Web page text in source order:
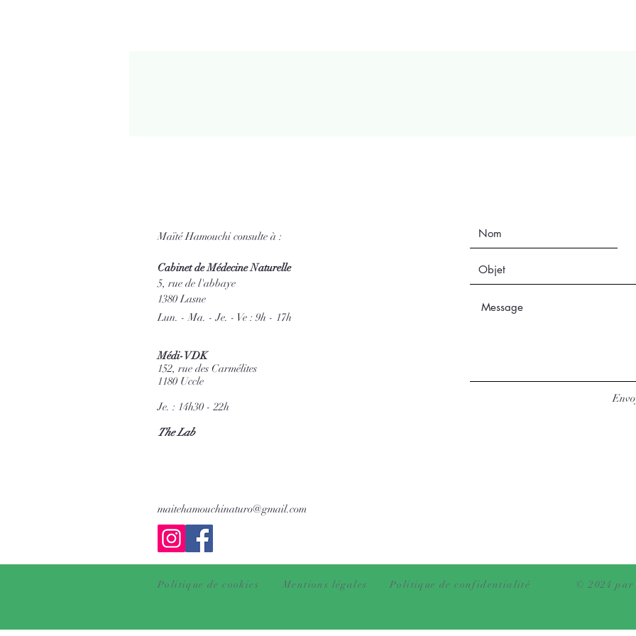
Maïté Hamouchi consulte à :
Cabinet de Médecine Naturelle
5, rue de l'abbaye
1380 Lasne
Lun. - Ma. - Je. - Ve : 9h - 17h
Médi-VDK
152, rue des Carmélites
1180 Uccle
Je. : 14h30 - 22h
The Lab
maitehamouchinaturo@gmail.com
Politique de cookies Mentions légales Politique de confidentialité © 2024 par